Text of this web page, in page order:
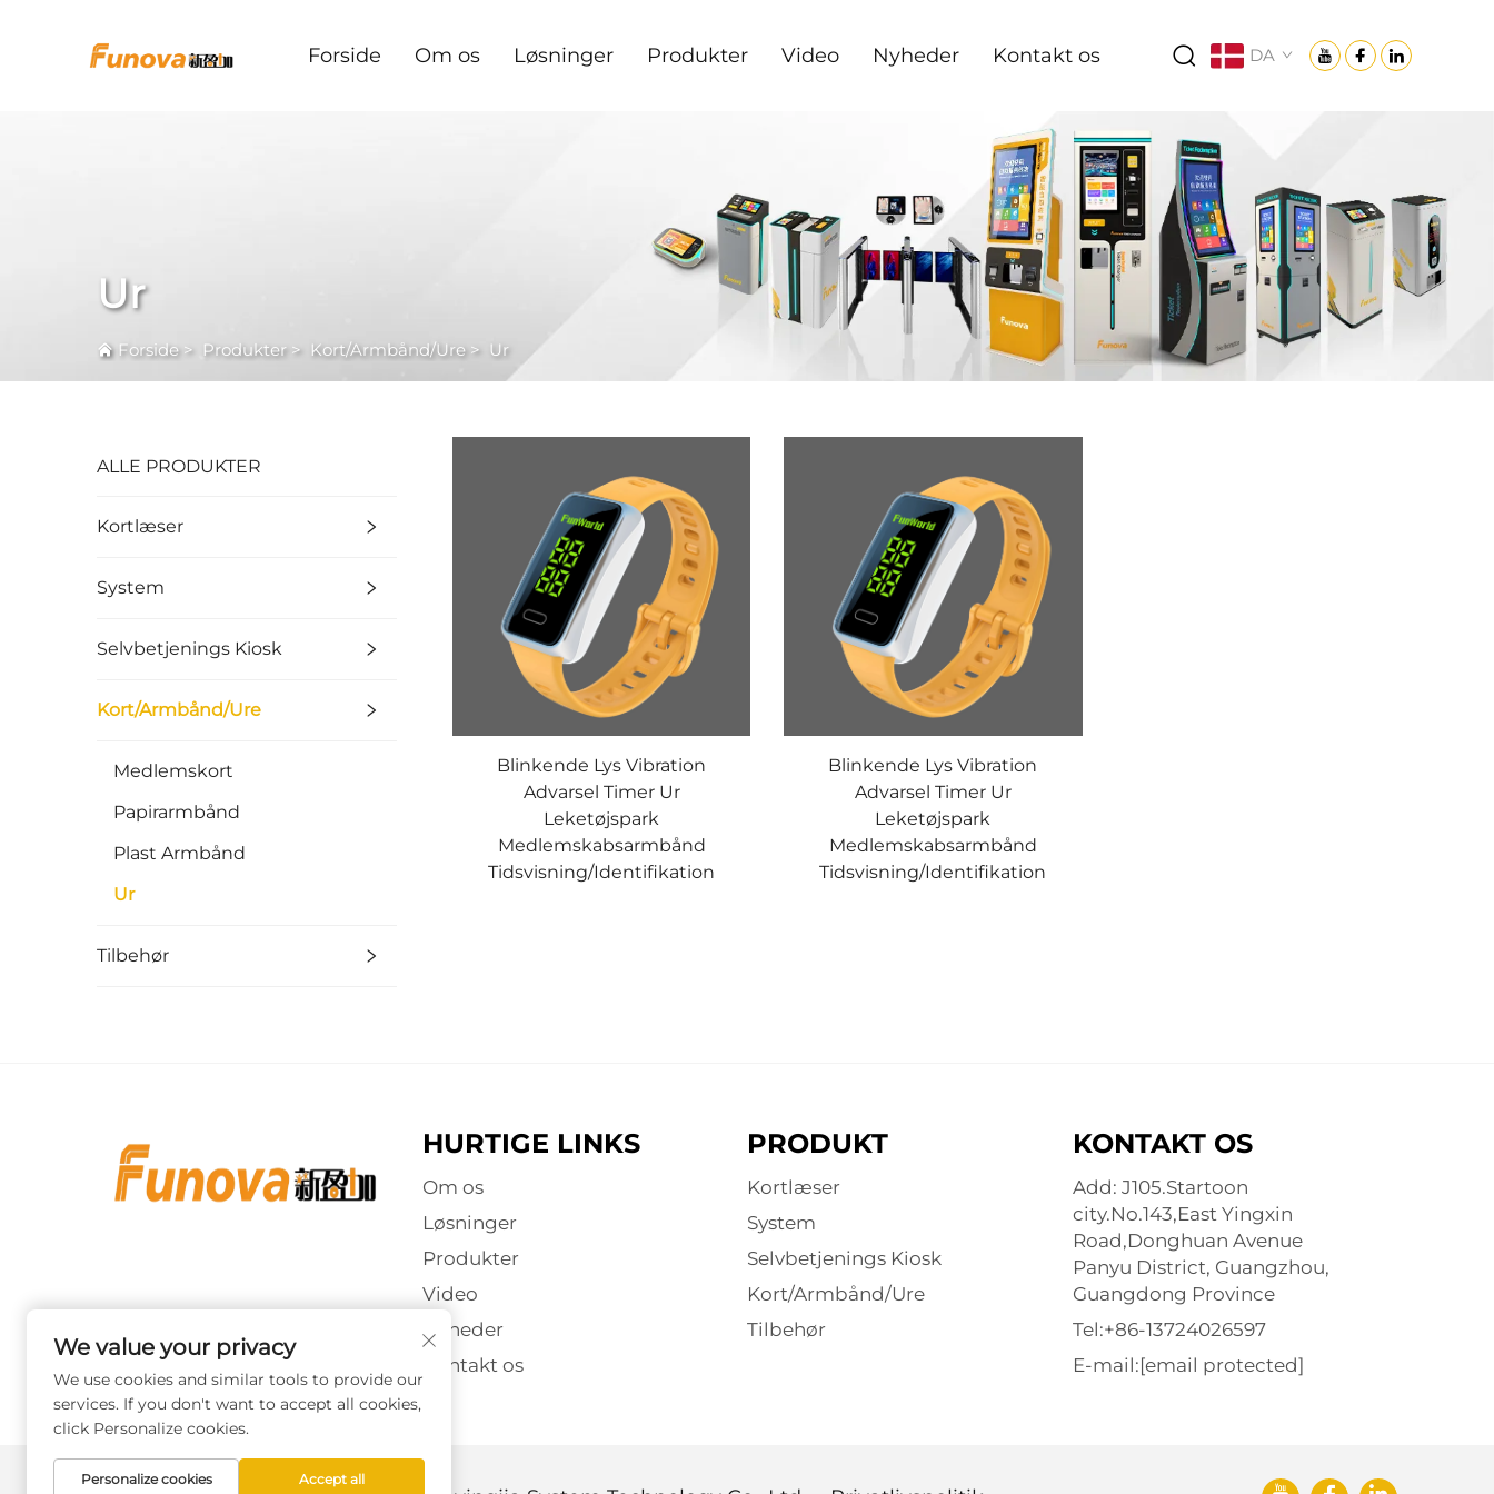
Forside Om os Løsninger Produkter Video Nyheder Kontakt os DA
Ur
Forside> Produkter > Kort/Armbånd/Ure> Ur
ALLE PRODUKTER
Kortlæser
System
Selvbetjenings Kiosk
Kort/Armbånd/Ure
Medlemskort
Papirarmbånd
Plast Armbånd
Ur
Tilbehør
Blinkende Lys Vibration
Advarsel Timer Ur
Leketøjspark
Medlemskabsarmbånd
Tidsvisning/Identifikation
Blinkende Lys Vibration
Advarsel Timer Ur
Leketøjspark
Medlemskabsarmbånd
Tidsvisning/Identifikation
HURTIGE LINKS
Om os
Løsninger
Produkter
Video
Nyheder
Kontakt os
PRODUKT
Kortlæser
System
Selvbetjenings Kiosk
Kort/Armbånd/Ure
Tilbehør
KONTAKT OS
Add: J105.Startoon
city.No.143,East Yingxin
Road,Donghuan Avenue
Panyu District, Guangzhou,
Guangdong Province
Tel:+86-13724026597
E-mail:[email protected]
We value your privacy
We use cookies and similar tools to provide our
services. If you don't want to accept all cookies,
click Personalize cookies.
Personalize cookies Accept all